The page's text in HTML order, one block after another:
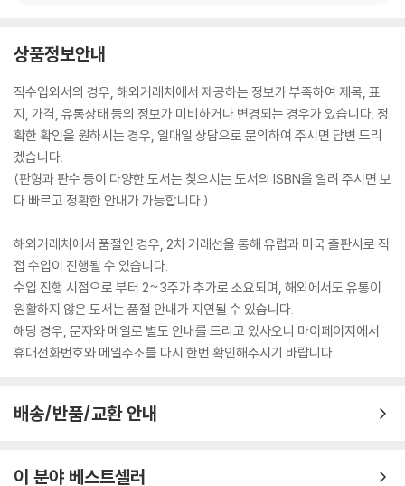
상품정보안내
직수입외서의 경우, 해외거래처에서 제공하는 정보가 부족하여 제목, 표
지, 가격, 유통상태 등의 정보가 미비하거나 변경되는 경우가 있습니다. 정
확한 확인을 원하시는 경우, 일대일 상담으로 문의하여 주시면 답변 드리
겠습니다.
(판형과 판수 등이 다양한 도서는 찾으시는 도서의 ISBN을 알려 주시면 보
다 빠르고 정확한 안내가 가능합니다.)
해외거래처에서 품절인 경우, 2차 거래선을 통해 유럽과 미국 출판사로 직
접 수입이 진행될 수 있습니다.
수입 진행 시점으로 부터 2~3주가 추가로 소요되며, 해외에서도 유통이
원활하지 않은 도서는 품절 안내가 지연될 수 있습니다.
해당 경우, 문자와 메일로 별도 안내를 드리고 있사오니 마이페이지에서
휴대전화번호와 메일주소를 다시 한번 확인해주시기 바랍니다.
배송/반품/교환 안내
이 분야 베스트셀러